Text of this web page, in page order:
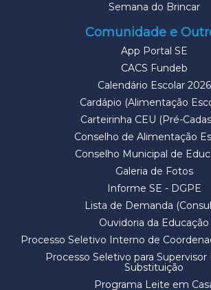
Semana do Brincar
Comunidade e
App Portal SE
CACS Fundeb
Calendário Escolar 2026
Cardápio (Alimentação
Carteirinha CEU (Pré-
Conselho de Alimentação
Conselho Municipal de
Galeria de Fotos
Informe SE - DGPE
Lista de Demanda
Ouvidoria da Educação
Processo Seletivo Interno de
Processo Seletivo para Supervisor
Substituição
Programa Leite em